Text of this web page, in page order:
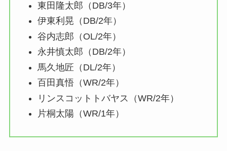
東田隆太郎（DB/3年）
伊東利晃（DB/2年）
谷内志郎（OL/2年）
永井慎太郎（DB/2年）
馬久地匠（DL/2年）
百田真悟（WR/2年）
リンスコットトバヤス（WR/2年）
片桐太陽（WR/1年）